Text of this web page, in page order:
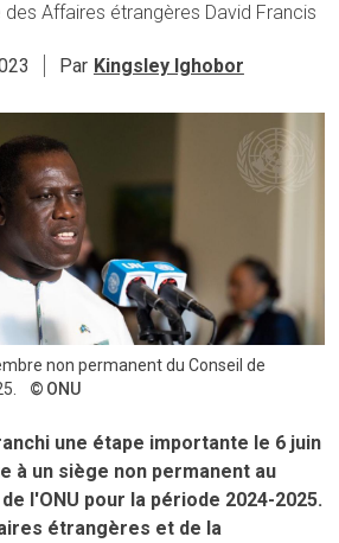
Affaires étrangères David Francis
Par Kingsley Ighobor
non permanent du Conseil de
ONU
une étape importante le 6 juin
à un siège non permanent au
l'ONU pour la période 2024-2025.
étrangères et de la